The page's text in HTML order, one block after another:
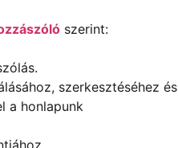
szerint:
szerkesztéséhez és
a honlapunk